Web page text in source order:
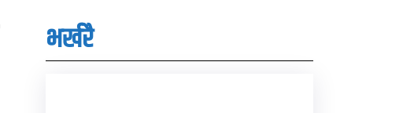
भर्खरै